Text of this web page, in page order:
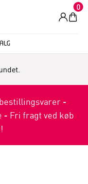
0
-
- Fri fragt ved køb